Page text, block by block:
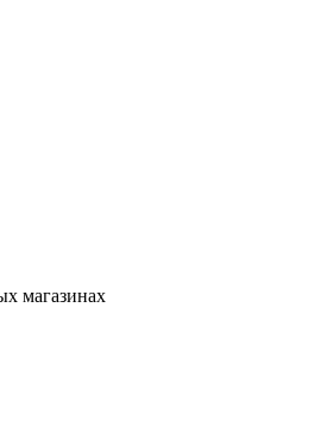
магазинах